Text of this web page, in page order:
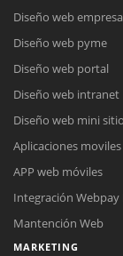
Diseño web empresa
Diseño web pyme
Diseño web portal
Diseño web intranet
Diseño web mini
Aplicaciones moviles
APP web móviles
Integración Webpay
Mantención Web
MARKETING